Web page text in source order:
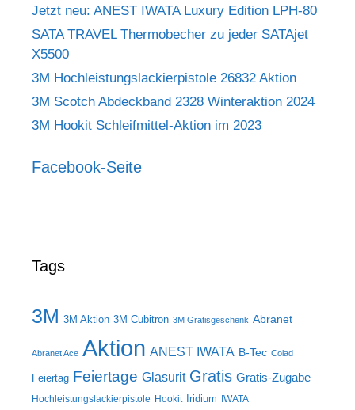
Jetzt neu: ANEST IWATA Luxury Edition LPH-80
SATA TRAVEL Thermobecher zu jeder SATAjet
X5500
3M Hochleistungslackierpistole 26832 Aktion
3M Scotch Abdeckband 2328 Winteraktion 2024
3M Hookit Schleifmittel-Aktion im 2023
Facebook-Seite
Tags
3M 3M Aktion 3M Cubitron 3M Gratisgeschenk Abranet
Abranet Ace Aktion ANEST IWATA B-Tec Colad
Feiertag Feiertage Glasurit Gratis Gratis-Zugabe
Hochleistungslackierpistole Hookit Iridium IWATA